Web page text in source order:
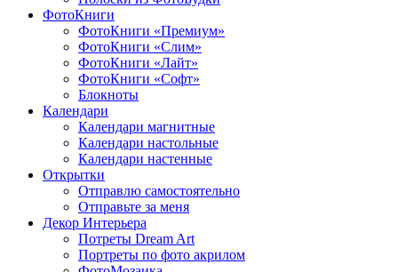
ФотоКниги
ФотоКниги «Премиум»
ФотоКниги «Слим»
ФотоКниги «Лайт»
ФотоКниги «Софт»
Блокноты
Календари
Календари магнитные
Календари настольные
Календари настенные
Открытки
Отправлю самостоятельно
Отправьте за меня
Декор Интерьера
Потреты Dream Art
Портреты по фото акрилом